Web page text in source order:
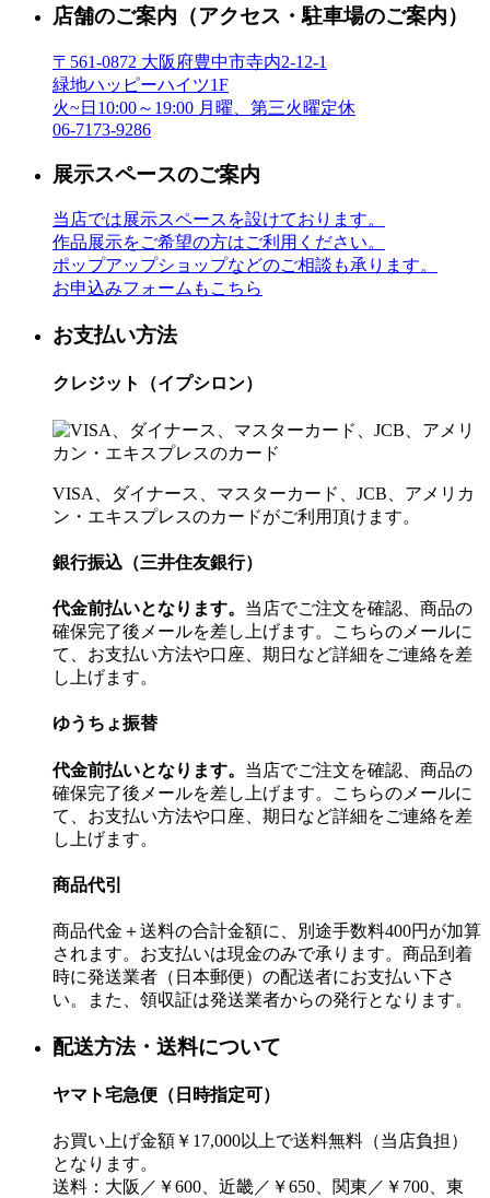
店舗のご案内 （アクセス・駐車場のご案内）
〒561-0872 大阪府豊中市寺内2-12-1
緑地ハッピーハイツ1F
火~日10:00～19:00 月曜、第三火曜定休
06-7173-9286
展示スペースのご案内
当店では展示スペースを設けております。
作品展示をご希望の方はご利用ください。
ポップアップショップなどのご相談も承ります。
お申込みフォームもこちら
お支払い方法
クレジット（イプシロン）
VISA、ダイナース、マスターカード、JCB、アメリカ
ン・エキスプレスのカードがご利用頂けます。
銀行振込（三井住友銀行）
代金前払いとなります。 当店でご注文を確認、商品の
確保完了後メールを差し上げます。こちらのメールに
て、お支払い方法や口座、期日など詳細をご連絡を差
し上げます。
ゆうちょ振替
代金前払いとなります。 当店でご注文を確認、商品の
確保完了後メールを差し上げます。こちらのメールに
て、お支払い方法や口座、期日など詳細をご連絡を差
し上げます。
商品代引
商品代金＋送料の合計金額に、別途手数料400円が加算
されます。お支払いは現金のみで承ります。商品到着
時に発送業者（日本郵便）の配送者にお支払い下さ
い。また、領収証は発送業者からの発行となります。
配送方法・送料について
ヤマト宅急便（日時指定可）
お買い上げ金額￥17,000以上で送料無料（当店負担）
となります。
送料：大阪／￥600、近畿／￥650、関東／￥700、東